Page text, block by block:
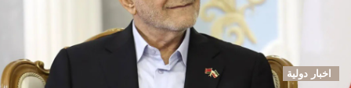
اخبار دولية